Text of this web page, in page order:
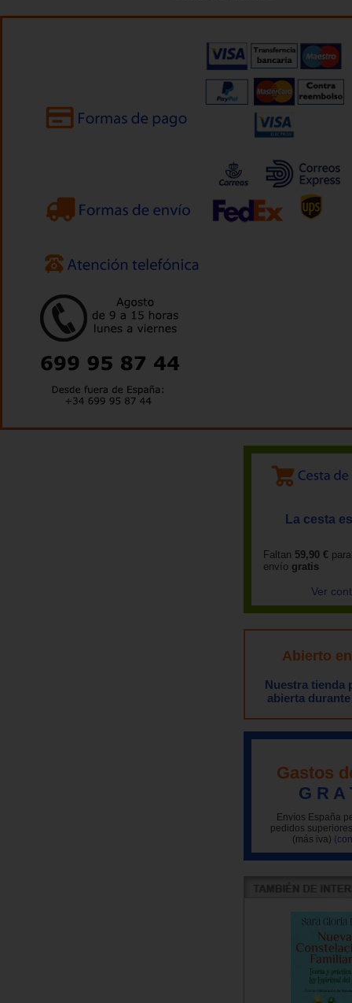
La cesta
Faltan 59,90 €
envío gratis
Ver
Abierto
Nuestra tienda
abierta
Gastos
G R A
Envíos España
pedidos
(más iva)